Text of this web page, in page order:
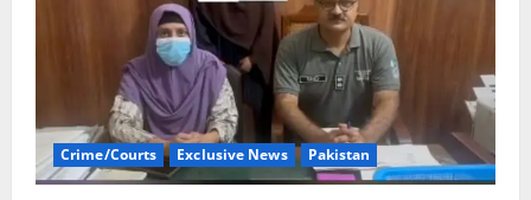
Crime/Courts Exclusive News Pakistan